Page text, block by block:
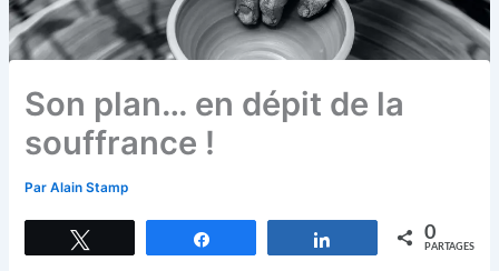
Son plan… en dépit de la
souffrance !
ParAlain Stamp
Partagez 0
PARTAGES